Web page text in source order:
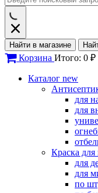
Найти в магазине
Корзина Итого: 0 ₽
Каталог new
для
для
Краска
для
для
по